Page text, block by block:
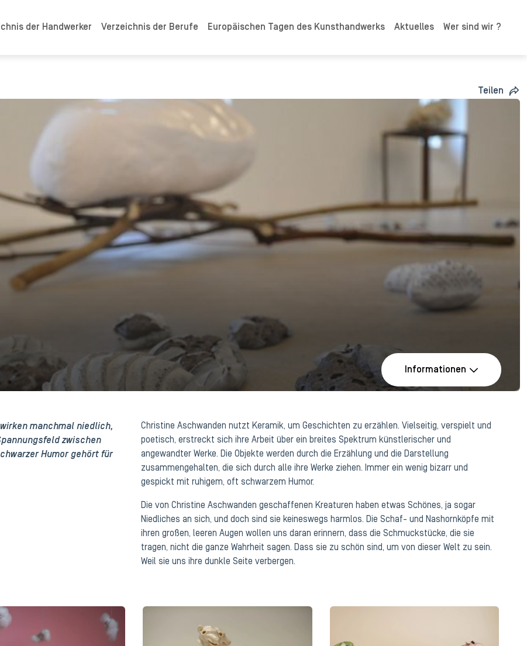
der Handwerker Verzeichnis der Berufe Europäischen Tagen des Kunsthandwerks Aktuelles Wer sind wir ?
Teilen
Informationen
manchmal niedlich,
zwischen
Humor gehört für
Christine Aschwanden nutzt Keramik, um Geschichten zu erzählen. Vielseitig, verspielt und
poetisch, erstreckt sich ihre Arbeit über ein breites Spektrum künstlerischer und
angewandter Werke. Die Objekte werden durch die Erzählung und die Darstellung
zusammengehalten, die sich durch alle ihre Werke ziehen. Immer ein wenig bizarr und
gespickt mit ruhigem, oft schwarzem Humor.
Die von Christine Aschwanden geschaffenen Kreaturen haben etwas Schönes, ja sogar
Niedliches an sich, und doch sind sie keineswegs harmlos. Die Schaf- und Nashornköpfe mit
ihren großen, leeren Augen wollen uns daran erinnern, dass die Schmuckstücke, die sie
tragen, nicht die ganze Wahrheit sagen. Dass sie zu schön sind, um von dieser Welt zu sein.
Weil sie uns ihre dunkle Seite verbergen.